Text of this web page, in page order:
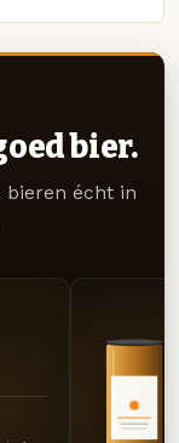
bier.
bieren écht in